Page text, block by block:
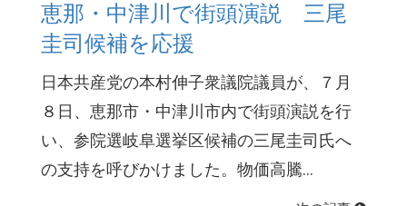
恵那・中津川で街頭演説 三尾
圭司候補を応援
日本共産党の本村伸子衆議院議員が、７月
８日、恵那市・中津川市内で街頭演説を行
い、参院選岐阜選挙区候補の三尾圭司氏へ
の支持を呼びかけました。物価高騰...